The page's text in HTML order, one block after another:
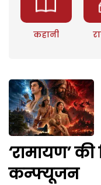
कहानी
‘रामायण’
कन्फ्यूजन